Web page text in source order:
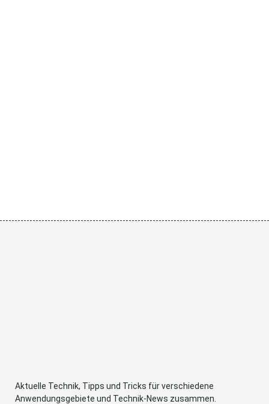
Aktuelle Technik, Tipps und Tricks für verschiedene
Anwendungsgebiete und Technik-News zusammen.